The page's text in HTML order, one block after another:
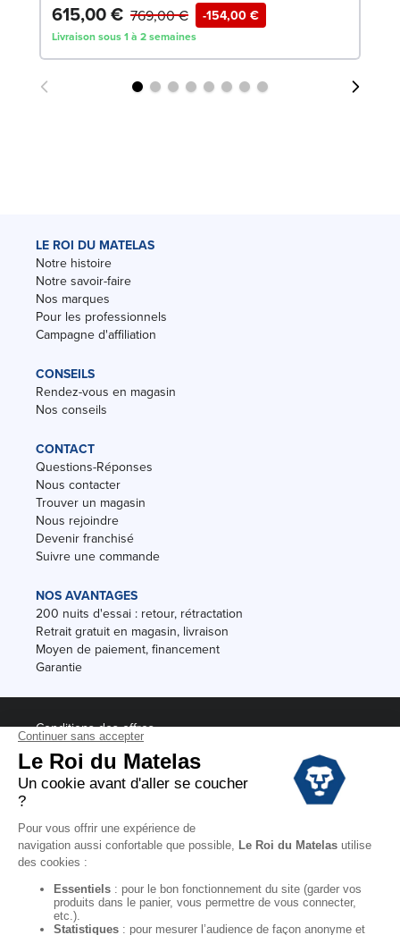
615,00 € -154,00 €
769,00 €
Livraison sous 1 à 2 semaines
LE ROI DU MATELAS
Notre histoire
Notre savoir-faire
Nos marques
Pour les professionnels
Campagne d'affiliation
CONSEILS
Rendez-vous en magasin
Nos conseils
CONTACT
Questions-Réponses
Nous contacter
Trouver un magasin
Nous rejoindre
Devenir franchisé
Suivre une commande
NOS AVANTAGES
200 nuits d'essai : retour, rétractation
Retrait gratuit en magasin, livraison
Moyen de paiement, financement
Garantie
Conditions des offres
Black Friday
Destockage
Soldes
Conditions Générales de vente magasin
Conditions Générales de vente internet
Mentions Légales
Données personnelles
Codes promo Le Roi du Matelas